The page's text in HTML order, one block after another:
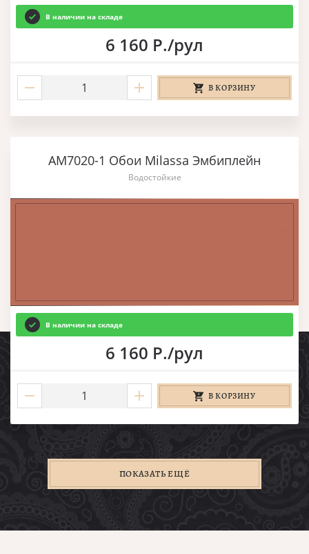
В наличии на складе
6 160 Р./рул
В КОРЗИНУ
AM7020-1 Обои Milassa Эмбиплейн
Водостойкие
В наличии на складе
6 160 Р./рул
В КОРЗИНУ
ПОКАЗАТЬ ЕЩЁ